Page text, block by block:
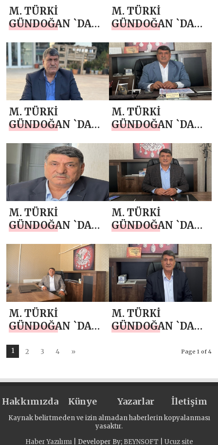
M. TÜRKİ
GÜNDOĞAN `DAN
İNSAN HAKLARI
GÜNÜ MESAJI
M. TÜRKİ
GÜNDOĞAN `DAN
ÖĞRETMENLER
GÜNÜ MESAJI
M. TÜRKİ
GÜNDOĞAN `DAN
ATATÜRK’Ü ANMA
GÜNÜ MESAJI
M. TÜRKİ
GÜNDOĞAN `DAN
CUMHURİYET
BAYRAMI MESAJI
M. TÜRKİ
GÜNDOĞAN `DAN
MUHTARLAR
GÜNÜ MESAJI
M. TÜRKİ
GÜNDOĞAN `DAN
GÜNÜ MESAJI
M. TÜRKİ
GÜNDOĞAN `DAN
ZAFER BAYRAMI
M. TÜRKİ
GÜNDOĞAN `DAN
ZAFERİ MESAJIPage 1 of 4
1 2 3 4 »
Hakkımızda Künye Yazarlar İletişim
Kaynak belirtmeden ve izin almadan haberlerin kopyalanması
yasaktır.
Haber Yazılımı| Developer By; BEYNSOFT Ucuz site